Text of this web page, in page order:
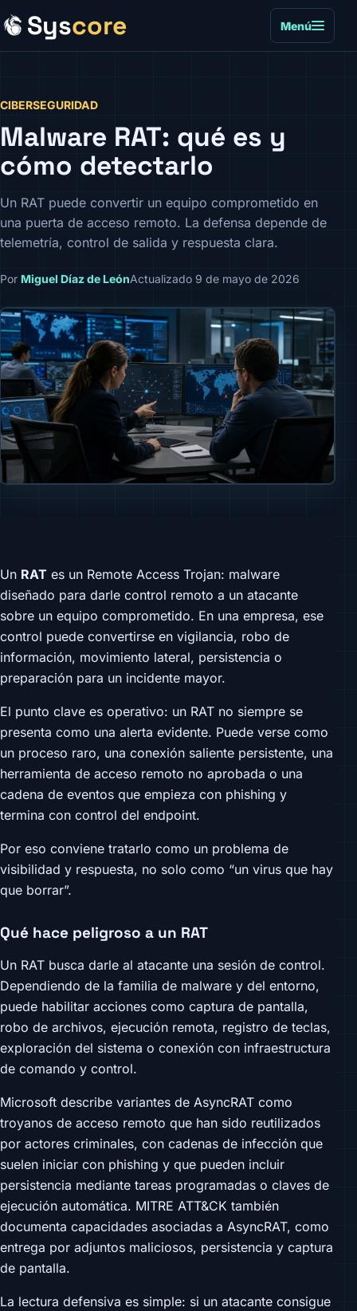
Syscore Menú
CIBERSEGURIDAD
Malware RAT: qué es y
cómo detectarlo
Un RAT puede convertir un equipo comprometido en
una puerta de acceso remoto. La defensa depende de
telemetría, control de salida y respuesta clara.
Por Miguel Díaz de LeónActualizado 9 de mayo de 2026
Un RAT es un Remote Access Trojan: malware
diseñado para darle control remoto a un atacante
sobre un equipo comprometido. En una empresa, ese
control puede convertirse en vigilancia, robo de
información, movimiento lateral, persistencia o
preparación para un incidente mayor.
El punto clave es operativo: un RAT no siempre se
presenta como una alerta evidente. Puede verse como
un proceso raro, una conexión saliente persistente, una
herramienta de acceso remoto no aprobada o una
cadena de eventos que empieza con phishing y
termina con control del endpoint.
Por eso conviene tratarlo como un problema de
visibilidad y respuesta, no solo como “un virus que hay
que borrar”.
Qué hace peligroso a un RAT
Un RAT busca darle al atacante una sesión de control.
Dependiendo de la familia de malware y del entorno,
puede habilitar acciones como captura de pantalla,
robo de archivos, ejecución remota, registro de teclas,
exploración del sistema o conexión con infraestructura
de comando y control.
Microsoft describe variantes de AsyncRAT como
troyanos de acceso remoto que han sido reutilizados
por actores criminales, con cadenas de infección que
suelen iniciar con phishing y que pueden incluir
persistencia mediante tareas programadas o claves de
ejecución automática. MITRE ATT&CK también
documenta capacidades asociadas a AsyncRAT, como
entrega por adjuntos maliciosos, persistencia y captura
de pantalla.
La lectura defensiva es simple: si un atacante consigue